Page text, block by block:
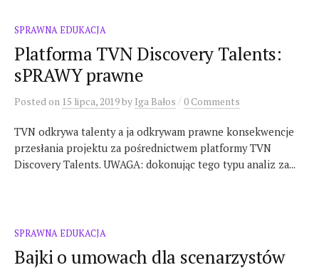
SPRAWNA EDUKACJA
Platforma TVN Discovery Talents:
sPRAWY prawne
Posted on 15 lipca, 2019by Iga Bałos /0 Comments
TVN odkrywa talenty a ja odkrywam prawne konsekwencje
przesłania projektu za pośrednictwem platformy TVN
Discovery Talents. UWAGA: dokonując tego typu analiz za...
SPRAWNA EDUKACJA
Bajki o umowach dla scenarzystów